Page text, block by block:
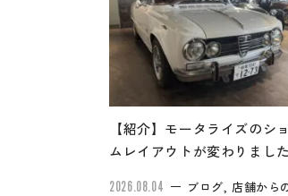
【紹介】モータライズのシ
ムレイアウトが変わりまし
2026.08.04 ブログ, 店舗から